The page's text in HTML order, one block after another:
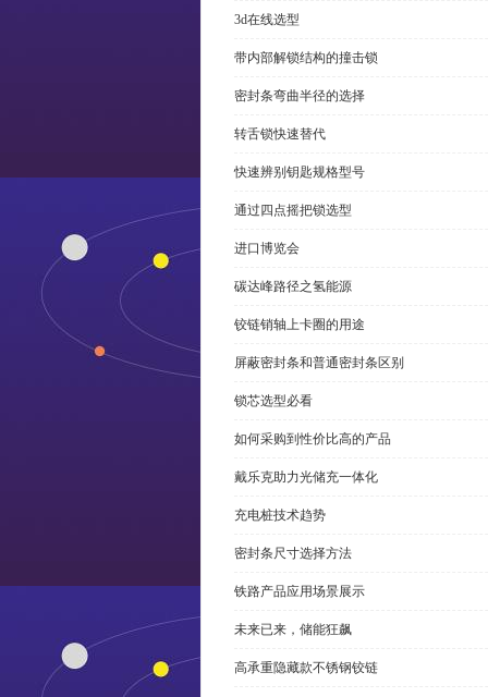
3d在线选型
带内部解锁结构的撞击锁
密封条弯曲半径的选择
转舌锁快速替代
快速辨别钥匙规格型号
通过四点摇把锁选型
进口博览会
碳达峰路径之氢能源
铰链销轴上卡圈的用途
屏蔽密封条和普通密封条区别
锁芯选型必看
如何采购到性价比高的产品
戴乐克助力光储充一体化
充电桩技术趋势
密封条尺寸选择方法
铁路产品应用场景展示
未来已来，储能狂飙
高承重隐藏款不锈钢铰链